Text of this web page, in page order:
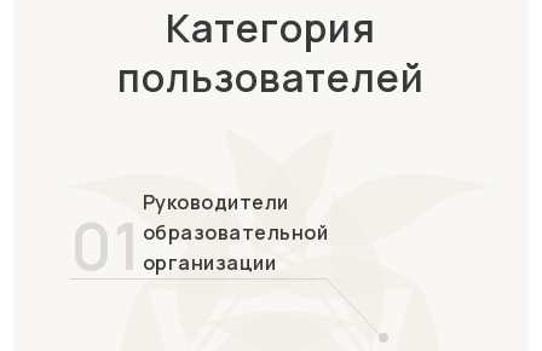
Категория
пользователей
01 Руководители
образовательной
организации